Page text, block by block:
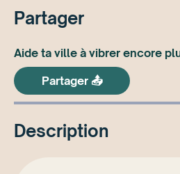
Partager
Aide ta ville à vibrer encore
Partager 📤
Description